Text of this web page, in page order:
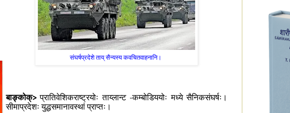
संघर्षप्रदेशे ताय् सैन्यस्य कवचितवाहनानि।
बाङ्कोक्>प्रातिवेशिकराष्ट्रयोः ताय्लान्ट -कम्बोडिययोः मध्ये सैनिकसंघर्षः।
सीमाप्रदेशः युद्धसमानावस्थां प्राप्तः।